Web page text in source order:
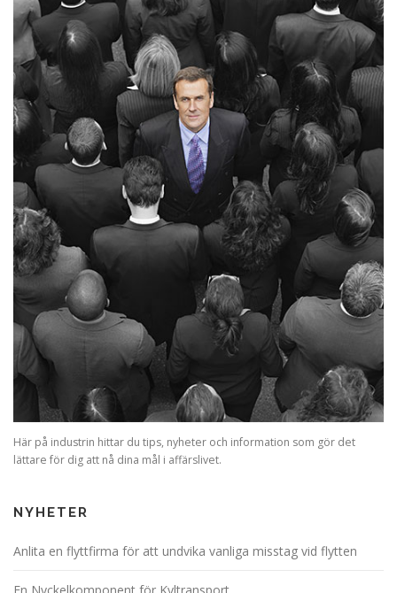
Här på industrin hittar du tips, nyheter och information som gör det
lättare för dig att nå dina mål i affärslivet.
NYHETER
Anlita en flyttfirma för att undvika vanliga misstag vid flytten